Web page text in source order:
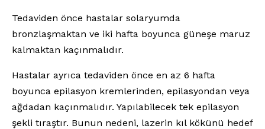
Tedaviden önce hastalar solaryumda
bronzlaşmaktan ve iki hafta boyunca güneşe maruz
kalmaktan kaçınmalıdır.
Hastalar ayrıca tedaviden önce en az 6 hafta
boyunca epilasyon kremlerinden, epilasyondan veya
ağdadan kaçınmalıdır. Yapılabilecek tek epilasyon
şekli tıraştır. Bunun nedeni, lazerin kıl kökünü hedef